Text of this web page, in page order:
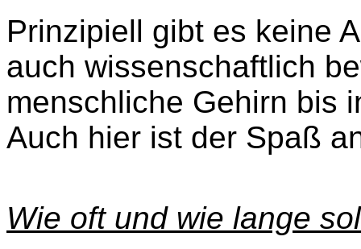
Prinzipiell gibt es keine
auch wissenschaftlich
menschliche Gehirn bis
Auch hier ist der Spaß
Wie oft und wie lange